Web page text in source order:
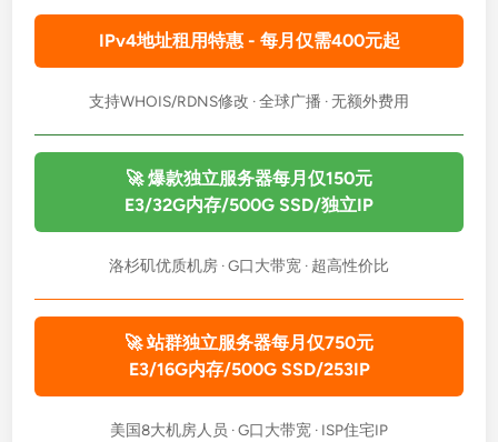
IPv4地址租用特惠 - 每月仅需400元起
支持WHOIS/RDNS修改 · 全球广播 · 无额外费用
🚀 爆款独立服务器每月仅150元
E3/32G内存/500G SSD/独立IP
洛杉矶优质机房 · G口大带宽 · 超高性价比
🚀 站群独立服务器每月仅750元
E3/16G内存/500G SSD/253IP
美国8大机房人员 · G口大带宽 · ISP住宅IP